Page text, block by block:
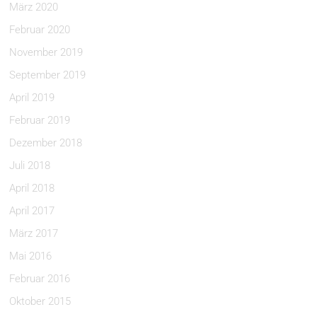
März 2020
Februar 2020
November 2019
September 2019
April 2019
Februar 2019
Dezember 2018
Juli 2018
April 2018
April 2017
März 2017
Mai 2016
Februar 2016
Oktober 2015